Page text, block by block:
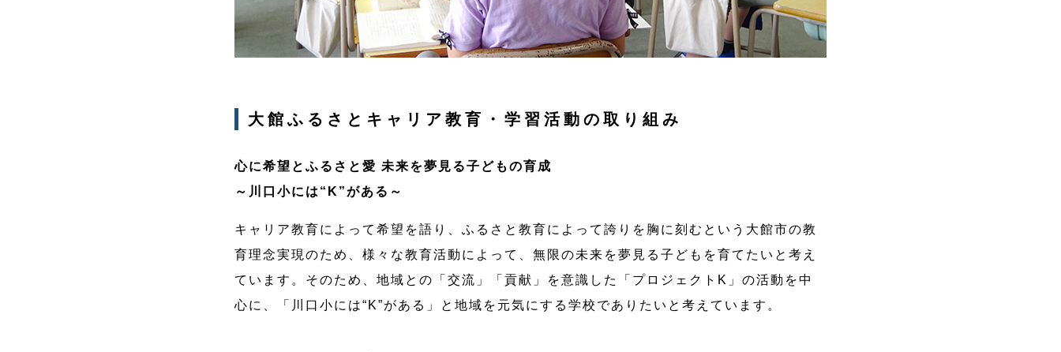
大館ふるさとキャリア教育・学習活動の取り組み
心に希望とふるさと愛 未来を夢見る子どもの育成
～川口小には“K”がある～
キャリア教育によって希望を語り、ふるさと教育によって誇りを胸に刻むという大館市の教
育理念実現のため、様々な教育活動によって、無限の未来を夢見る子どもを育てたいと考え
ています。そのため、地域との「交流」「貢献」を意識した「プロジェクトK」の活動を中
心に、「川口小には“K”がある」と地域を元気にする学校でありたいと考えています。